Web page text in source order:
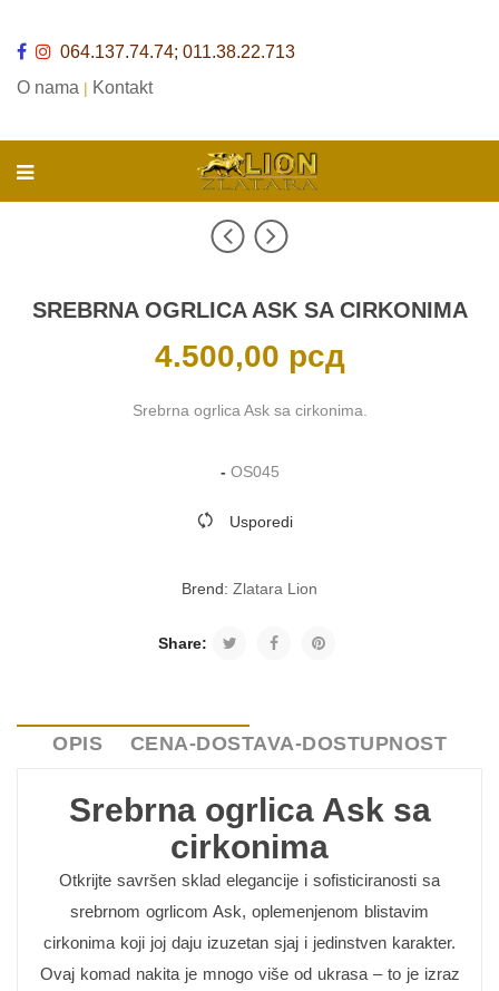
064.137.74.74; 011.38.22.713
O nama | Kontakt
SREBRNA OGRLICA ASK SA CIRKONIMA
4.500,00 рсд
Srebrna ogrlica Ask sa cirkonima.
- OS045
Usporedi
Brend: Zlatara Lion
Share:
OPIS CENA-DOSTAVA-DOSTUPNOST
Srebrna ogrlica Ask sa
cirkonima
Otkrijte savršen sklad elegancije i sofisticiranosti sa
srebrnom ogrlicom Ask, oplemenjenom blistavim
cirkonima koji joj daju izuzetan sjaj i jedinstven karakter.
Ovaj komad nakita je mnogo više od ukrasa – to je izraz